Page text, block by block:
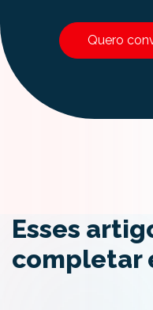
Quero
Esses
completar